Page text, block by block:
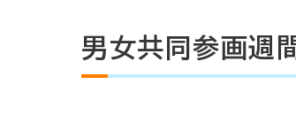
男女共同参画週